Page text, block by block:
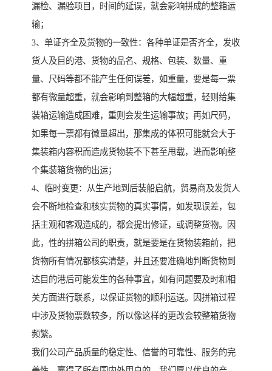
漏检、漏验项目，时间的延误，就会影响拼成的整箱运
输；
3、单证齐全及货物的一致性：各种单证是否齐全，发收
货人及目的港、货物的品名、规格、包装、数量、重
量、尺码等都不能产生任何误差，如重量，要是每一票
都有微量超重，就会影响到整箱的大幅超重，轻则给集
装箱运输造成困难，重则会发生运输事故；再如尺码，
如果每一票都有微量超出，那集成的体积可能就会大于
集装箱内容积而造成货物装不下甚至甩载，进而影响整
个集装箱货物的出运；
4、临时变更：从生产地到后装船启航，贸易商及发货人
会不断地检查和核实货物的真实事情，如发现误差，包
括主观和客观造成的，都会提出修证，或调整货物。因
此，性的拼箱公司的职责，就是要是在货物装箱前，把
货物所有情况都核实清楚，并且还要准确地判断货物到
达目的港后可能发生的各种事宜，如有问题要及时和相
关方面进行联系，以保证货物的顺利运送。因拼箱过程
中涉及货物票数较多，所以像这样的更改会较整箱货物
频繁。
我们公司产品质量的稳定性、信誉的可靠性、服务的完